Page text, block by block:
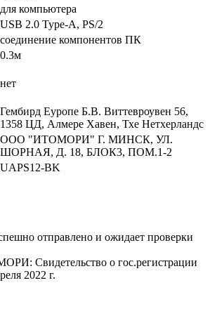
для компьютера
USB 2.0 Type-A, PS/2
соединение компонентов ПК
0.3м
нет
Гембирд Еуропе Б.В. Виттевроувен 56,
1358 ЦД, Алмере Хавен, Тхе Нетхерландс
ООО "ИТОМОРИ" Г. МИНСК, УЛ.
ШОРНАЯ, Д. 18, БЛОК3, ПОМ.1-2
UAPS12-BK
отправлено и ожидает проверки
Свидетельство о гос.регистрации
2022 г.